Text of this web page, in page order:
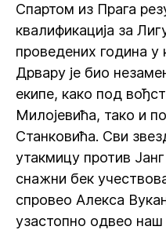
Спартом из Прага
квалификација за
проведених година
Дрвару је био
екипе, како под
Милојевића, тако и
Станковића. Сви
утакмицу против
снажни бек
спровео Алекса
узастопно одвео